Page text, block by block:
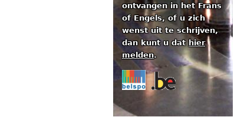
ontvangen in het Frans
of Engels, of u zich
wenst uit te schrijven,
dan kunt u dathier
melden.